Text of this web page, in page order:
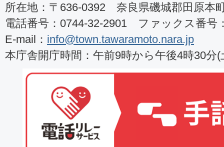
所在地：〒636-0392 奈良県磯城郡田原本
電話番号：0744-32-2901 ファックス番号
E-mail： info@town.tawaramoto.nara.jp
本庁舎開庁時間：午前9時から午後4時30分